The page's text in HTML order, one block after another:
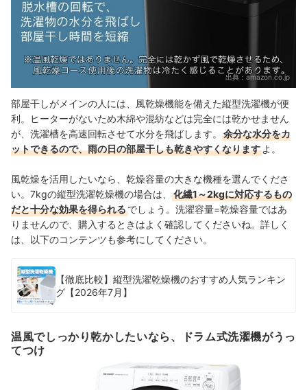
出典： amazon.co.jp
部屋干しがメインの人には、風乾燥機能を備えた縦型洗濯機が便
利。ヒーターがないため木綿や混紡などは完全には乾かせません
が、洗濯槽を高速回転させて水分を飛ばします。
余分な水分をカ
ットできるので、雨の日の部屋干しも乾きやすくなります よ。
風乾燥を活用したいなら、乾燥容量の大きな機種を選んでくださ
い。7kgの縦型洗濯乾燥機の場合は、
化繊1～2kgに対応するもの
だと十分な効果を得られるでしょう。洗濯容量=乾燥容量ではあ
りませんので、購入するときはよく確認してくださいね。詳しく
は、以下のコンテンツも参考にしてください。
【徹底比較】縦型洗濯乾燥機のおすすめ人気ランキン
グ【2026年7月】
温風でしっかり乾かしたいなら、ドラム式洗濯機がうっ
てつけ